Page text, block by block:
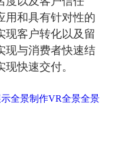
用和具有针对性的
现客户转化以及留
现与消费者快速结
快速交付。
全景制作VR全景全景